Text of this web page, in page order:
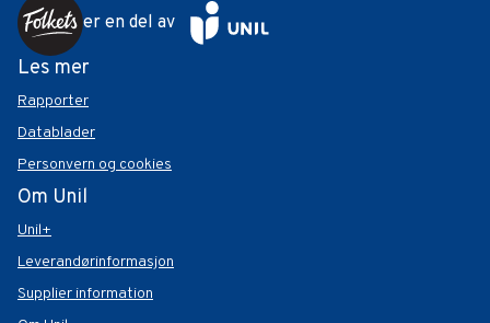
er en del av
Les mer
Rapporter
Datablader
Personvern og cookies
Om Unil
Unil+
Leverandørinformasjon
Supplier information